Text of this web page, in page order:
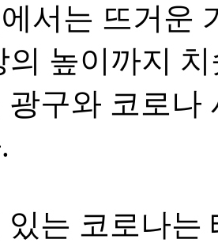
서는 뜨거운
의 높이까지
광구와 코로나
있는 코로나는